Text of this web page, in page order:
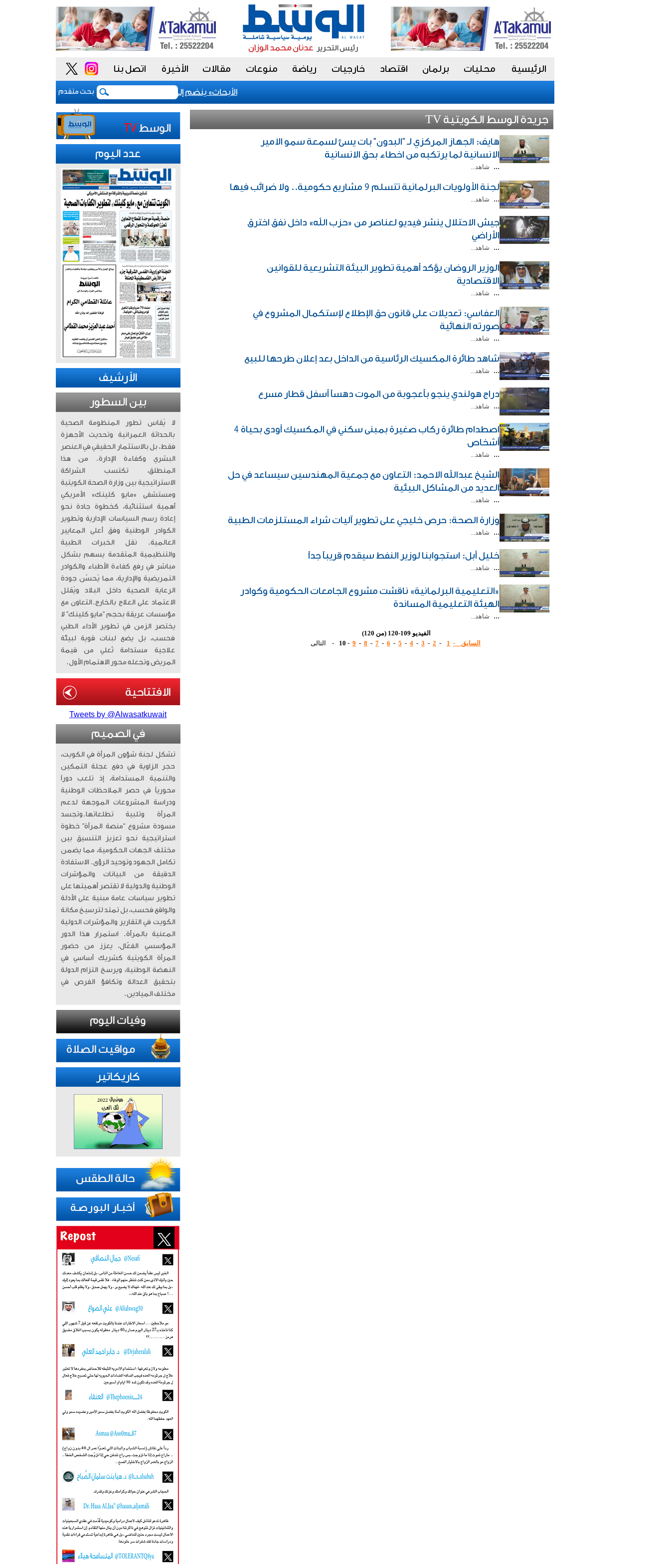
الرئيسية محليات برلمان اقتصاد خارجيات رياضة منوعات مقالات الأخيرة اتصل بنا
بحث متقدم
«الأبحاث» ينضم إلى مشروع «أداء» للسلوك الوظيفي لتعزيز «النزاهة
جريدة الوسط الكويتية TV
هايف: الجهاز المركزي لـ "البدون" بات يسئ لسمعة سمو الامير
الانسانية لما يرتكبه من اخطاء بحق الانسانية
... شاهد...
لجنة الأولويات البرلمانية تتسلم 9 مشاريع حكومية.. ولا ضرائب فيها
... شاهد...
جيش الاحتلال ينشر فيديو لعناصر من «حزب الله» داخل نفق اخترق
الأراضي
... شاهد...
الوزير الروضان يؤكد أهمية تطوير البيئة التشريعية للقوانين
الاقتصادية
... شاهد...
العفاسي: تعديلات على قانون حق الإطلاع لإستكمال المشروع في
صورته النهائية
... شاهد...
شاهد طائرة المكسيك الرئاسية من الداخل بعد إعلان طرحها للبيع
... شاهد...
دراج هولندي ينجو بأعجوبة من الموت دهساً أسفل قطار مسرع
... شاهد...
اصطدام طائرة ركاب صغيرة بمبنى سكني في المكسيك أودى بحياة 4
أشخاص
... شاهد...
الشيخ عبدالله الاحمد: التعاون مع جمعية المهندسين سيساعد في حل
العديد من المشاكل البيئية
... شاهد...
وزارة الصحة: حرص خليجي على تطوير آليات شراء المستلزمات الطبية
... شاهد...
خليل أبل: استجوابنا لوزير النفط سيقدم قريباً جداً
... شاهد...
«التعليمية البرلمانية» ناقشت مشروع الجامعات الحكومية وكوادر
الهيئة التعليمية المساندة
... شاهد...
الفيديو 109-120 (من 120)
السابق - 1
-
2
-
3
-
4
-
5
-
6
-
7
-
8
-
9
-
10 - التالى
عدد اليوم
الأرشيف
بين السطور
لا يُقاس تطور المنظومة الصحية
بالحداثة العمرانية وتحديث الأجهزة
فقط، بل بالاستثمار الحقيقي في العنصر
البشري وكفاءة الإدارة. من هذا
المنطلق، تكتسب الشراكة
الاستراتيجية بين وزارة الصحة الكويتية
ومستشفى «مايو كلينك» الأمريكي
أهمية استثنائية، كخطوة جادة نحو
إعادة رسم السياسات الإدارية وتطوير
الكوادر الوطنية وفق أعلى المعايير
العالمية. ​ نقل الخبرات الطبية
والتنظيمية المتقدمة يسهم بشكل
مباشر في رفع كفاءة الأطباء والكوادر
التمريضية والإدارية، مما يُحسّن جودة
الرعاية الصحية داخل البلاد ويُقلل
الاعتماد على العلاج بالخارج. ​التعاون مع
مؤسسات عريقة بحجم “مايو كلينك” لا
يختصر الزمن في تطوير الأداء الطبي
فحسب، بل يضع لبنات قوية لبيئة
علاجية مستدامة تُعلي من قيمة
المريض وتجعله محور الاهتمام الأول.
Tweets by @Alwasatkuwait
في الصميم
تشكل لجنة شؤون المرأة في الكويت،
حجر الزاوية في دفع عجلة التمكين
والتنمية المستدامة، إذ تلعب دوراً
محورياً في حصر الملاحظات الوطنية
ودراسة المشروعات الموجهة لدعم
المرأة وتلبية تطلعاتها. ​وتجسد
مسودة مشروع “منصة المرأة” خطوة
استراتيجية نحو تعزيز التنسيق بين
مختلف الجهات الحكومية، مما يضمن
تكامل الجهود وتوحيد الرؤى. الاستفادة
الدقيقة من البيانات والمؤشرات
الوطنية والدولية لا تقتصر أهميتها على
تطوير سياسات عامة مبنية على الأدلة
والواقع فحسب، بل تمتد لترسيخ مكانة
الكويت في التقارير والمؤشرات الدولية
المعنية بالمرأة. ​ استمرار هذا الدور
المؤسسي الفعّال، يعزز من حضور
المرأة الكويتية كشريك أساسي في
النهضة الوطنية، ويرسخ التزام الدولة
بتحقيق العدالة وتكافؤ الفرص في
مختلف الميادين.
كاريكاتير